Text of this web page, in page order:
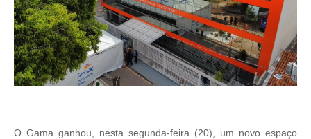
O Gama ganhou, nesta segunda-feira (20), um novo espaço